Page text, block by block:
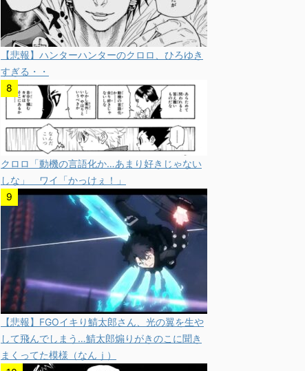
【悲報】ハンターハンターのクロロ、ひろゆき
すぎる・・
クロロ「動機の言語化か…あまり好きじゃない
しな」 ワイ「かっけぇ！」
【悲報】FGOイキり鯖太郎さん、光の翼を生や
して飛んでしまう…鯖太郎煽りがきのこに聞き
まくってた模様（なんｊ）